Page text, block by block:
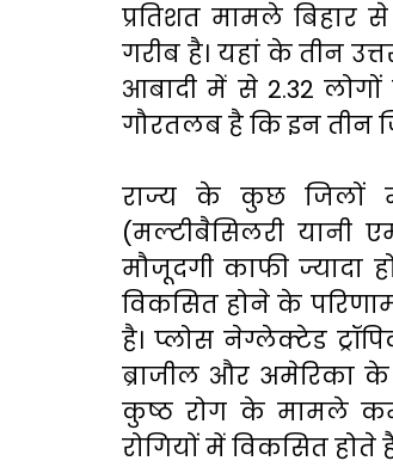
प्रतिशत मामले बिहार
गरीब है। यहां के तीन
आबादी में से 2.32 लोगों
गौरतलब है कि इन तीन
राज्य के कुछ जिलों में
(मल्टीबैसिलरी यानी
मौजूदगी काफी ज्यादा
विकसित होने के
है। प्लोस नेग्लेक्टेड
ब्राजील और अमेरिका
कुष्ठ रोग के मामले कम
रोगियों में विकसित होते